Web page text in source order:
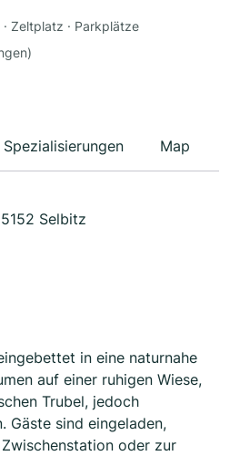
Zeltplatz · Parkplätze
Spezialisierungen Map
Selbitz
in eine naturnahe
auf einer ruhigen Wiese,
Trubel, jedoch
Gäste sind eingeladen,
oder zur